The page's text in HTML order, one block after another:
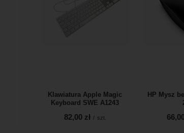
Klawiatura Apple Magic
Keyboard SWE A1243
82,00 zł / szt.
HP Mysz